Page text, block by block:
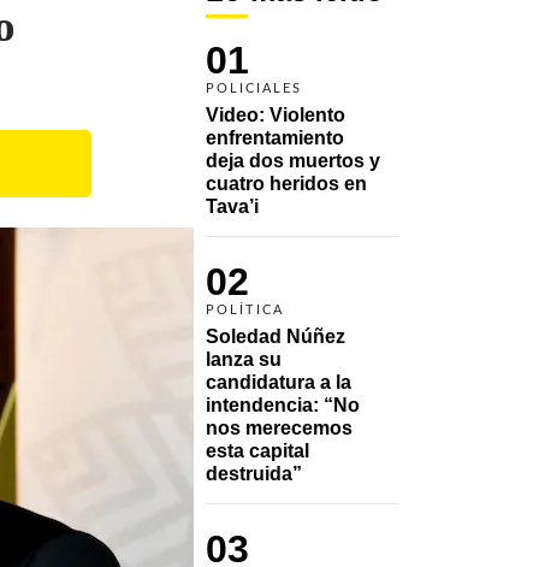
01
POLICIALES
Video: Violento
enfrentamiento
deja dos muertos y
cuatro heridos en
Tava’i
02
POLÍTICA
Soledad Núñez
lanza su
candidatura a la
intendencia: “No
nos merecemos
esta capital
destruida”
03